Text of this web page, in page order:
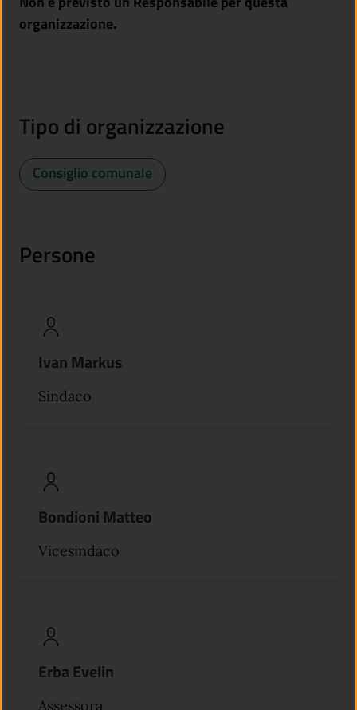
organizzazione.
Tipo di organizzazione
Consiglio comunale
Persone
Ivan Markus
Sindaco
Bondioni Matteo
Vicesindaco
Erba Evelin
Assessora